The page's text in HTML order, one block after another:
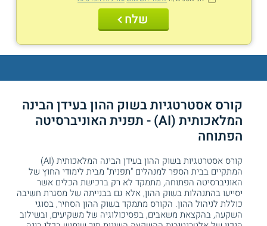
שלח
קורס אסטרטגיות בשוק ההון בעידן הבינה
המלאכותית (AI) - תפנית האוניברסיטה
הפתוחה
קורס אסטרטגיות בשוק ההון בעידן הבינה המלאכותית (AI)
המתקיים בבית הספר למנהלים "תפנית" מבית לימודי החוץ של
האוניברסיטה הפתוחה, מתמקד לא רק ברכישת הכלים אשר
יסייעו בהתנהלות בשוק ההון, אלא גם בבנייתה של מסגרת חשיבה
כוללת לניהול ההון. הקורס מתמקד בשוק ההון הסחיר, בסוגי
השקעה, בהקצאת משאבים, בפסיכולוגיה של משקיעים, ובשילוב